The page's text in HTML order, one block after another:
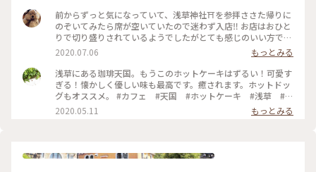
前からずっと気になっていて、浅草神社⛩を参拝ささた帰りに
のぞいてみたら席が空いていたので迷わず入店‼️ お店はおひと
りで切り盛りされているようでしたがとても感じのいい方で、
ホットケーキ🥞は昔ながらの素朴なかんじがコーヒー☕️によく
合って美味しかった😆💕
2020.07.06
もっとみる
浅草にある珈琲天国。もうこのホットケーキはずるい！可愛す
ぎる！懐かしく優しい味も最高です。癒されます。ホットドッ
グもオススメ。 #カフェ #天国 #ホットケーキ #浅草 #東
京
2020.05.11 もっとみる